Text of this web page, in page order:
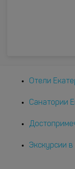
Отели
Санатории
Экскурсии